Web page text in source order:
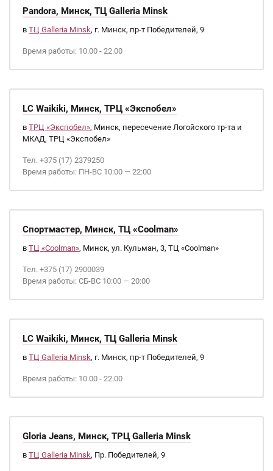
Pandora, Минск, ТЦ Galleria Minsk
в ТЦ Galleria Minsk, г. Минск, пр-т Победителей, 9
Время работы: 10.00 - 22.00
LC Waikiki, Минск, ТРЦ «Экспобел»
в ТРЦ «Экспобел», Минск, пересечение Логойского тр-та и
МКАД, ТРЦ «Экспобел»
Тел. +375 (17) 2379250
Время работы: ПН-ВС 10:00 — 22:00
Спортмастер, Минск, ТЦ «Coolman»
в ТЦ «Coolman», Минск, ул. Кульман, 3, ТЦ «Coolman»
Тел. +375 (17) 2900039
Время работы: СБ-ВС 10:00 — 20:00
LC Waikiki, Минск, ТЦ Galleria Minsk
в ТЦ Galleria Minsk, г. Минск, пр-т Победителей, 9
Время работы: 10.00 - 22.00
Gloria Jeans, Минск, ТРЦ Galleria Minsk
в ТЦ Galleria Minsk, Пр. Победителей, 9